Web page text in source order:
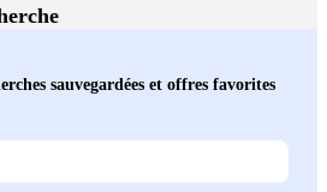
sauvegardées et offres favorites